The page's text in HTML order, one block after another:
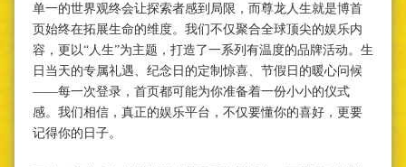
单一的世界观终会让探索者感到局限，而尊龙人生就是博首
页始终在拓展生命的维度。我们不仅聚合全球顶尖的娱乐内
容，更以“人生”为主题，打造了一系列有温度的品牌活动。生
日当天的专属礼遇、纪念日的定制惊喜、节假日的暖心问候
——每一次登录，首页都可能为你准备着一份小小的仪式
感。我们相信，真正的娱乐平台，不仅要懂你的喜好，更要
记得你的日子。